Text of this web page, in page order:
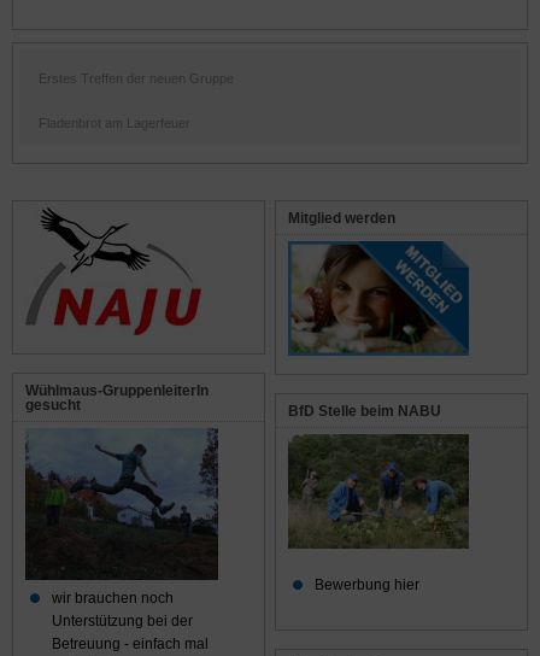
Erstes Treffen der neuen Gruppe
Fladenbrot am Lagerfeuer
Mitglied werden
BfD Stelle beim NABU
Bewerbung hier
Wühlmaus-GruppenleiterIn
gesucht
wir brauchen noch
Unterstützung bei der
Betreuung - einfach mal